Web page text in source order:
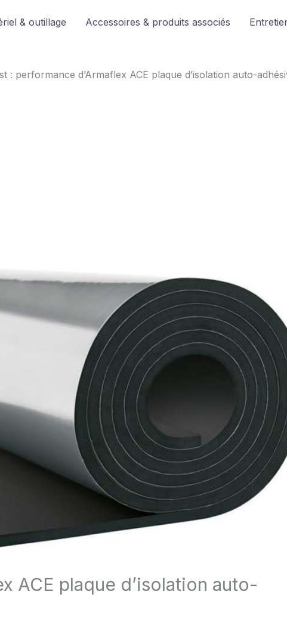
& outillage Accessoires & produits associés
: performance d’Armaflex ACE plaque d’isolation auto-
ACE plaque d’isolation auto-